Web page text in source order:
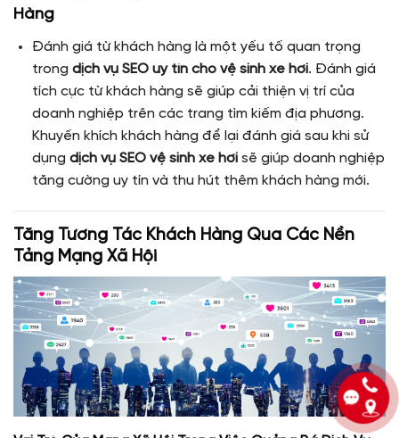
Hàng
Đánh giá từ khách hàng là một yếu tố quan trọng
trong dịch vụ SEO uy tín cho vệ sinh xe hơi. Đánh giá
tích cực từ khách hàng sẽ giúp cải thiện vị trí của
doanh nghiệp trên các trang tìm kiếm địa phương.
Khuyến khích khách hàng để lại đánh giá sau khi sử
dụng dịch vụ SEO vệ sinh xe hơisẽ giúp doanh nghiệp
tăng cường uy tín và thu hút thêm khách hàng mới.
Tăng Tương Tác Khách Hàng Qua Các Nền
Tảng Mạng Xã Hội